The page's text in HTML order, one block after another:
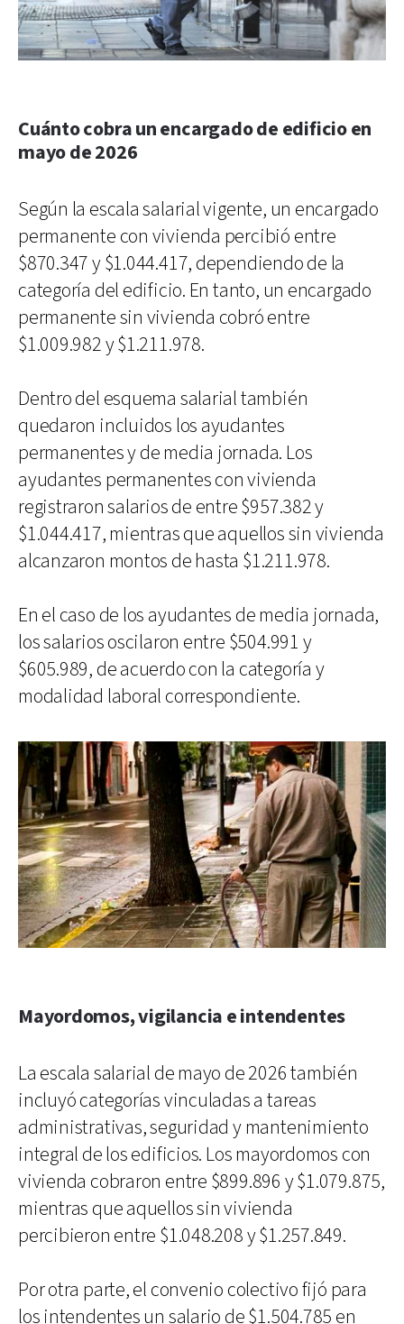
Cuánto cobra un encargado de edificio en
mayo de 2026
Según la escala salarial vigente, un encargado
permanente con vivienda percibió entre
$870.347 y $1.044.417, dependiendo de la
categoría del edificio. En tanto, un encargado
permanente sin vivienda cobró entre
$1.009.982 y $1.211.978.
Dentro del esquema salarial también
quedaron incluidos los ayudantes
permanentes y de media jornada. Los
ayudantes permanentes con vivienda
registraron salarios de entre $957.382 y
$1.044.417, mientras que aquellos sin vivienda
alcanzaron montos de hasta $1.211.978.
En el caso de los ayudantes de media jornada,
los salarios oscilaron entre $504.991 y
$605.989, de acuerdo con la categoría y
modalidad laboral correspondiente.
Mayordomos, vigilancia e intendentes
La escala salarial de mayo de 2026 también
incluyó categorías vinculadas a tareas
administrativas, seguridad y mantenimiento
integral de los edificios. Los mayordomos con
vivienda cobraron entre $899.896 y $1.079.875,
mientras que aquellos sin vivienda
percibieron entre $1.048.208 y $1.257.849.
Por otra parte, el convenio colectivo fijó para
los intendentes un salario de $1.504.785 en